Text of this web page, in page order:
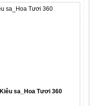
Kiêu sa_Hoa Tươi 360